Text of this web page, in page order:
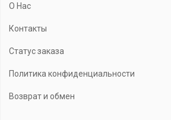
О Нас
Контакты
Статус заказа
Политика конфиденциальности
Возврат и обмен